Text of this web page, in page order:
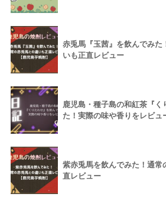
赤兎馬『玉茜』を飲んでみた
いも正直レビュー
鹿児島・種子島の和紅茶『
た！実際の味や香りをレビュ
紫赤兎馬を飲んでみた！通常
直レビュー